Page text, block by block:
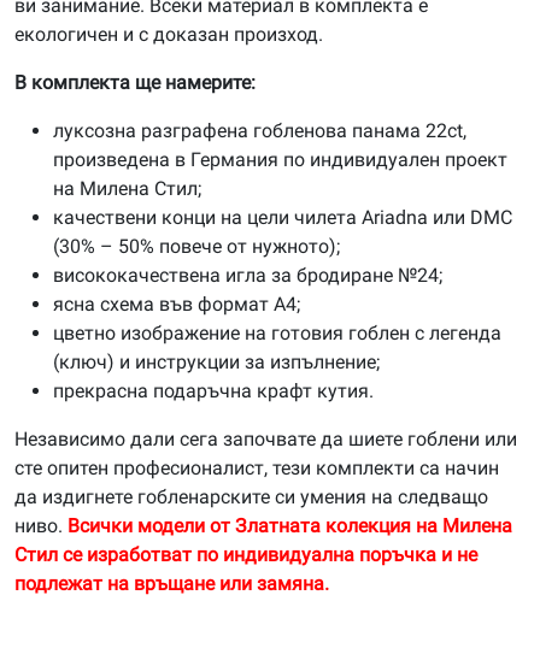
ви занимание. Всеки материал в комплекта е
екологичен и с доказан произход.
В комплекта ще намерите:
луксозна разграфена гобленова панама 22ct,
произведена в Германия по индивидуален проект
на Милена Стил;
качествени конци на цели чилета Ariadna или DMC
(30% – 50% повече от нужното);
висококачествена игла за бродиране №24;
ясна схема във формат А4;
цветно изображение на готовия гоблен с легенда
(ключ) и инструкции за изпълнение;
прекрасна подаръчна крафт кутия.
Независимо дали сега започвате да шиете гоблени или
сте опитен професионалист, тези комплекти са начин
да издигнете гобленарските си умения на следващо
ниво. Всички модели от Златната колекция на Милена
Стил се изработват по индивидуална поръчка и не
подлежат на връщане или замяна.